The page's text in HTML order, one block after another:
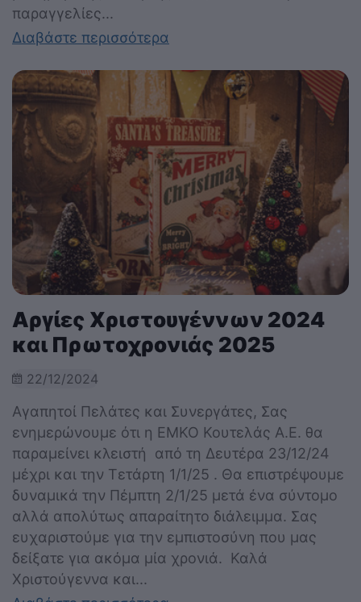
παραγγελίες...
Διαβάστε περισσότερα
Αργίες Χριστουγέννων 2024
και Πρωτοχρονιάς 2025
22/12/2024
Αγαπητοί Πελάτες και Συνεργάτες, Σας
ενημερώνουμε ότι η EMKO Κουτελάς Α.Ε. θα
παραμείνει κλειστή από τη Δευτέρα 23/12/24
μέχρι και την Τετάρτη 1/1/25 . Θα επιστρέψουμε
δυναμικά την Πέμπτη 2/1/25 μετά ένα σύντομο
αλλά απολύτως απαραίτητο διάλειμμα. Σας
ευχαριστούμε για την εμπιστοσύνη που μας
δείξατε για ακόμα μία χρονιά. Καλά
Χριστούγεννα και...